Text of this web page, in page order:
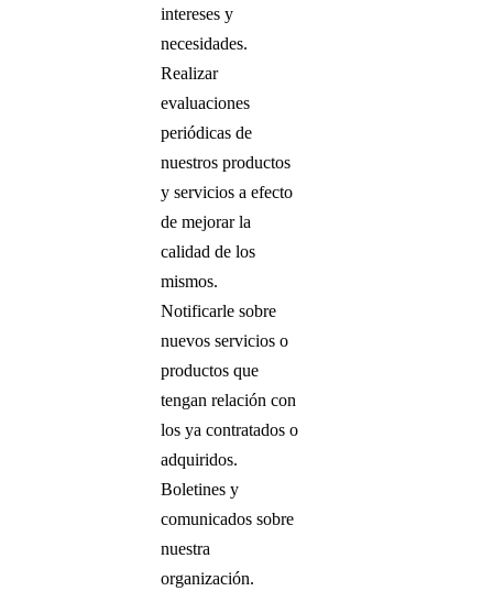
intereses y
necesidades.
Realizar
evaluaciones
periódicas de
nuestros productos
y servicios a efecto
de mejorar la
calidad de los
mismos.
Notificarle sobre
nuevos servicios o
productos que
tengan relación con
los ya contratados o
adquiridos.
Boletines y
comunicados sobre
nuestra
organización.